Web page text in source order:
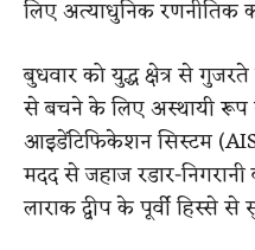
लिए अत्याधुनिक रणनीतिक
बुधवार को युद्ध क्षेत्र से
से बचने के लिए अस्थायी
आइडेंटिफिकेशन सिस्टम
मदद से जहाज रडार-
लाराक द्वीप के पूर्वी